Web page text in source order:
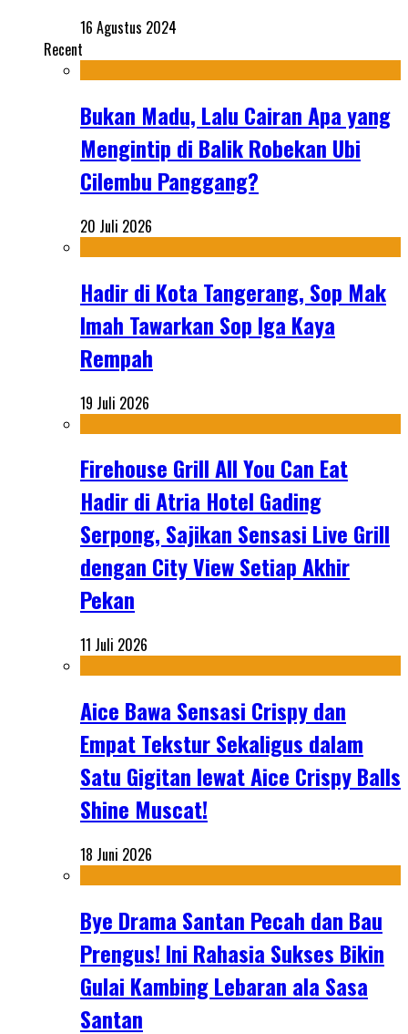
16 Agustus 2024
Recent
Bukan Madu, Lalu Cairan Apa yang
Mengintip di Balik Robekan Ubi
Cilembu Panggang?
20 Juli 2026
Hadir di Kota Tangerang, Sop Mak
Imah Tawarkan Sop Iga Kaya
Rempah
19 Juli 2026
Firehouse Grill All You Can Eat
Hadir di Atria Hotel Gading
Serpong, Sajikan Sensasi Live Grill
dengan City View Setiap Akhir
Pekan
11 Juli 2026
Aice Bawa Sensasi Crispy dan
Empat Tekstur Sekaligus dalam
Satu Gigitan lewat Aice Crispy Balls
Shine Muscat!
18 Juni 2026
Bye Drama Santan Pecah dan Bau
Prengus! Ini Rahasia Sukses Bikin
Gulai Kambing Lebaran ala Sasa
Santan